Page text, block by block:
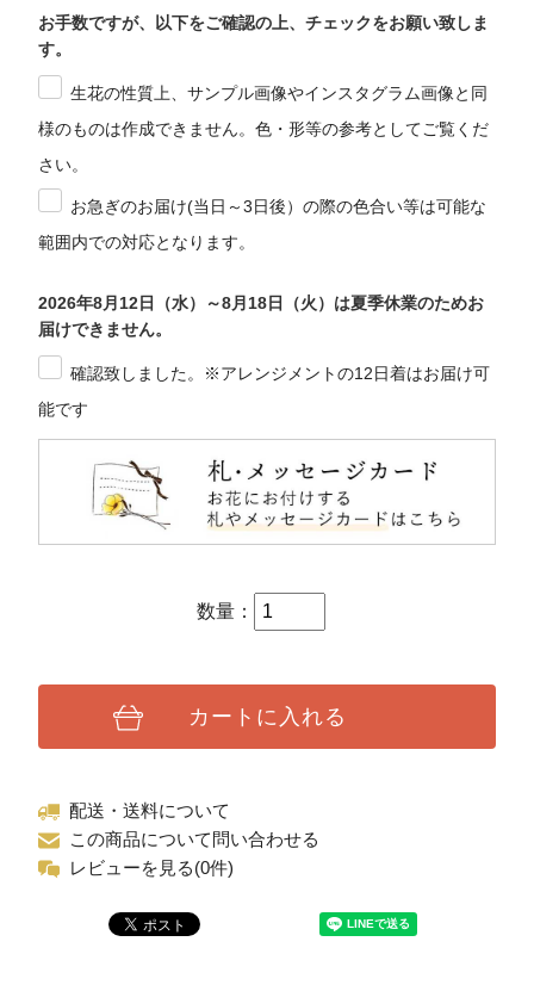
お手数ですが、以下をご確認の上、チェックをお願い致しま
す。
生花の性質上、サンプル画像やインスタグラム画像と同
様のものは作成できません。色・形等の参考としてご覧くだ
さい。
お急ぎのお届け(当日～3日後）の際の色合い等は可能な
範囲内での対応となります。
2026年8月12日（水）～8月18日（火）は夏季休業のためお
届けできません。
確認致しました。※アレンジメントの12日着はお届け可
能です
数量：
カートに入れる
配送・送料について
この商品について問い合わせる
レビューを見る(0件)